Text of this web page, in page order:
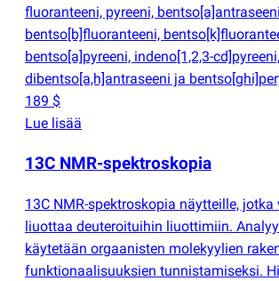
fluoranteeni, pyreeni,
bentso[b]fluoranteeni,
bentso[a]pyreeni, indeno[1,2,3-cd]pyreeni,
dibentso[a,h]antraseeni ja
189 $
Lue lisää
13C NMR-spektroskopia
13C NMR-spektroskopia näytteille, jotka
liuottaa deuteroituihin liuottimiin.
käytetään orgaanisten molekyylien
funktionaalisuuksien tunnistamiseksi.